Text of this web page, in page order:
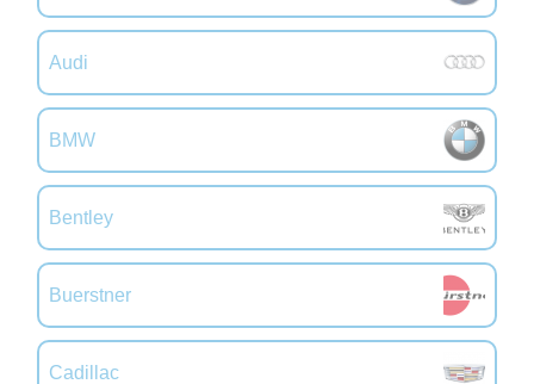
Audi
BMW
Bentley
Buerstner
Cadillac